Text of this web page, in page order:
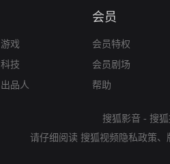
游戏
科技
出品人
会员
会员特权
会员剧场
帮助
搜狐影音 - 搜
请仔细阅读 搜狐视频隐私政策、